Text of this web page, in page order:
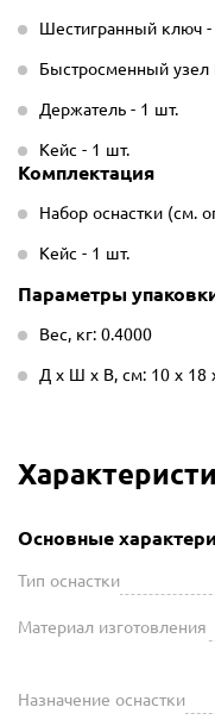
Шестигранный ключ -
Быстросменный узел
Держатель - 1 шт.
Кейс - 1 шт.
Комплектация
Набор оснастки (см.
Кейс - 1 шт.
Параметры
Вес, кг: 0.4000
Д х Ш х В, см: 10 х 18
Основные
Тип оснастки
Материал изготовления
Назначение оснастки